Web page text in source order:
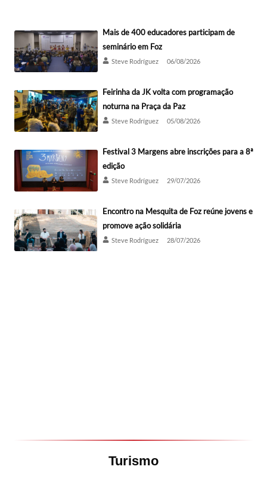
Mais de 400 educadores participam de
seminário em Foz
Steve Rodríguez 06/08/2026
Feirinha da JK volta com programação
noturna na Praça da Paz
Steve Rodríguez 05/08/2026
Festival 3 Margens abre inscrições para a 8ª
edição
Steve Rodríguez 29/07/2026
Encontro na Mesquita de Foz reúne jovens e
promove ação solidária
Steve Rodríguez 28/07/2026
Turismo